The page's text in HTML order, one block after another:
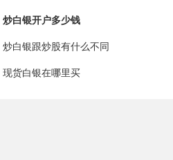
炒白银开户多少钱
炒白银跟炒股有什么不同
现货白银在哪里买